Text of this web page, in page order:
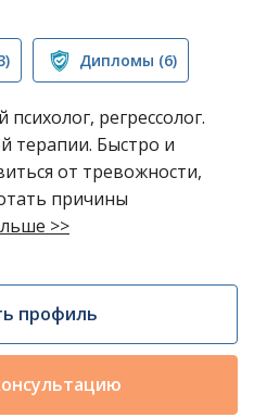
Дипломы (6)
регрессолог.
терапии. Быстро и
от тревожности,
причины
>>
профиль